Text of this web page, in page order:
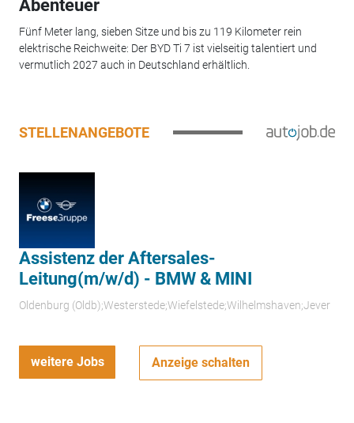
Abenteuer
Fünf Meter lang, sieben Sitze und bis zu 119 Kilometer rein
elektrische Reichweite: Der BYD Ti 7 ist vielseitig talentiert und
vermutlich 2027 auch in Deutschland erhältlich.
STELLENANGEBOTE
Assistenz der Aftersales-
Leitung(m/w/d) - BMW & MINI
Oldenburg (Oldb);Westerstede;Wiefelstede;Wilhelmshaven;Jever
weitere Jobs Anzeige schalten